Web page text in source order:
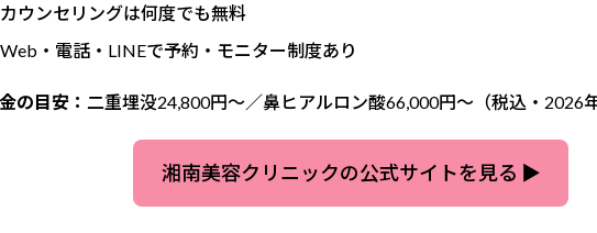
カウンセリングは何度でも無料
Web・電話・LINEで予約・モニター制度あり
の目安： 二重埋没24,800円〜／鼻ヒアルロン酸66,000円〜（税込・2026
湘南美容クリニックの公式サイトを見る ▶